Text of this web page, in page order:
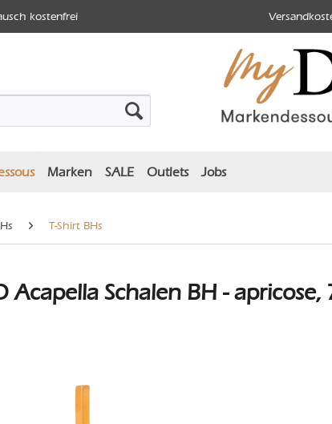
kostenfrei
Marken SALE Outlets Jobs
T-Shirt BHs
Acapella Schalen BH - apricose,